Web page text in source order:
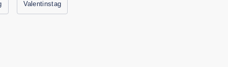
Valentinstag